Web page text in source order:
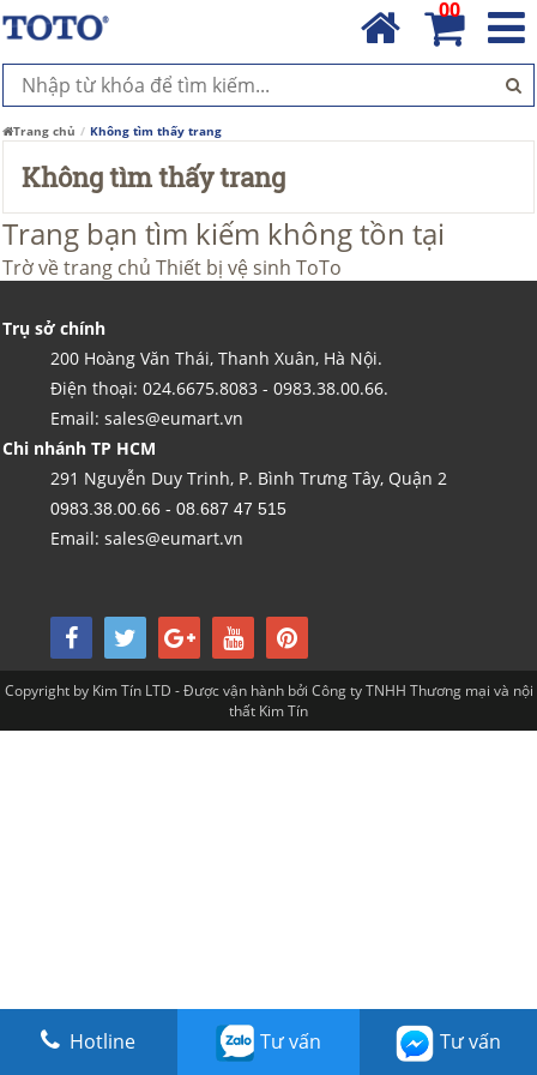
00
Trang chủ Không tìm thấy trang
Không tìm thấy trang
Trang bạn tìm kiếm không tồn tại
Trờ về trang chủ Thiết bị vệ sinh ToTo
Trụ sở chính
200 Hoàng Văn Thái, Thanh Xuân, Hà Nội.
Điện thoại: 024.6675.8083 - 0983.38.00.66.
Email: sales@eumart.vn
Chi nhánh TP HCM
291 Nguyễn Duy Trinh, P. Bình Trưng Tây, Quận 2
0983.38.00.66 - 08.687 47 515
Email: sales@eumart.vn
Hotline Tư vấn Tư vấn
Copyright by Kim Tín LTD - Được vận hành bởi Công ty TNHH Thương mại và nội
thất Kim Tín